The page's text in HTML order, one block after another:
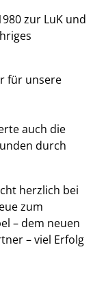
zur LuK und
für unsere
auch die
durch
herzlich bei
zum
– dem neuen
– viel Erfolg